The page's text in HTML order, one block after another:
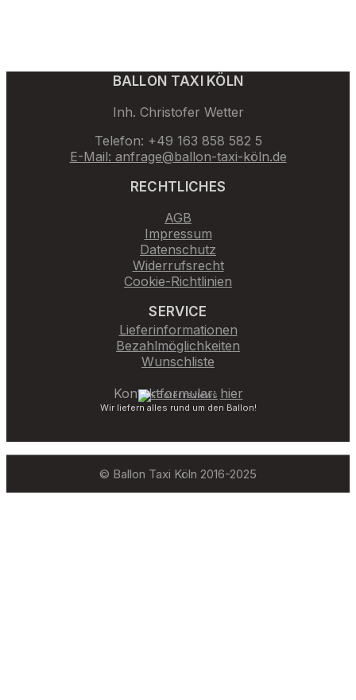
BALLON TAXI KÖLN
Inh. Christofer Wetter
Telefon: +49 163 858 582 5
E-Mail: anfrage@ballon-taxi-köln.de
RECHTLICHES
AGB
Impressum
Datenschutz
Widerrufsrecht
Cookie-Richtlinien
SERVICE
Lieferinformationen
Bezahlmöglichkeiten
Wunschliste
Kontaktformular: hier
Wir liefern alles rund um den Ballon!
© Ballon Taxi Köln 2016-2025